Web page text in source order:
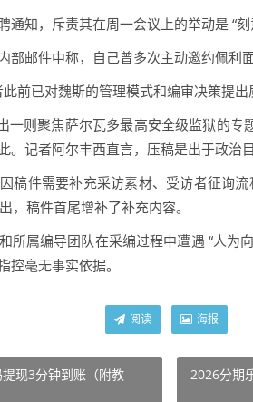
知，斥责其在周一会议上的举动是 “刻
邮件中称，自己曾多次主动邀约佩利面
已对魏斯的管理模式和编审决策提出
则聚焦萨尔瓦多最高安全级监狱的专
。记者阿尔丰西直言，压稿是出于政治目
件需要补充采访素材、受访者征询流
，稿件首尾增补了补充内容。
属编导团队在采编过程中遭遇 “人为
控毫无事实依据。
阅读 海报
现3分钟到账（附教
2026分期